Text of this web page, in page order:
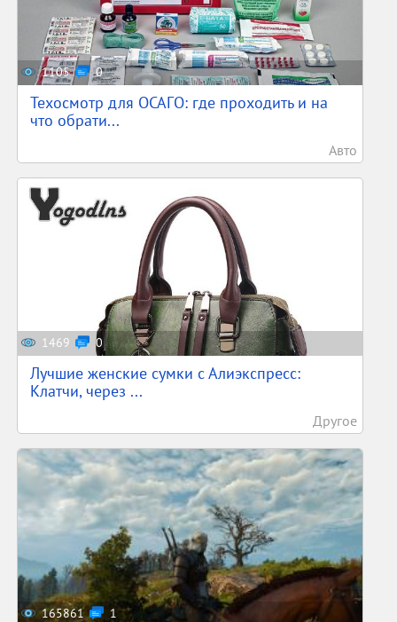
1105 0
Техосмотр для ОСАГО: где проходить и на
что обрати...
Авто
1469 0
Лучшие женские сумки с Алиэкспресс:
Клатчи, через ...
Другое
165861 1